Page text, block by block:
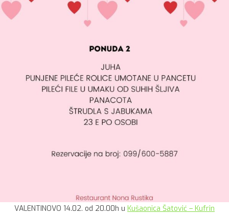
VALENTINOVO 14.02. od 20.00h u Kušaonica Šatović – Kufrin